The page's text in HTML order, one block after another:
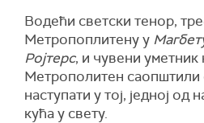
Водећи светски тенор,
Метропоплитену у
Ројтерс, и чувени уметник
Метрополитен саопштили
наступати у тој, једној од
кућа у свету.